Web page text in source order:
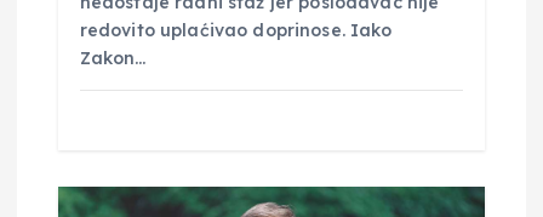
redovito uplaćivao doprinose. Iako
Zakon…